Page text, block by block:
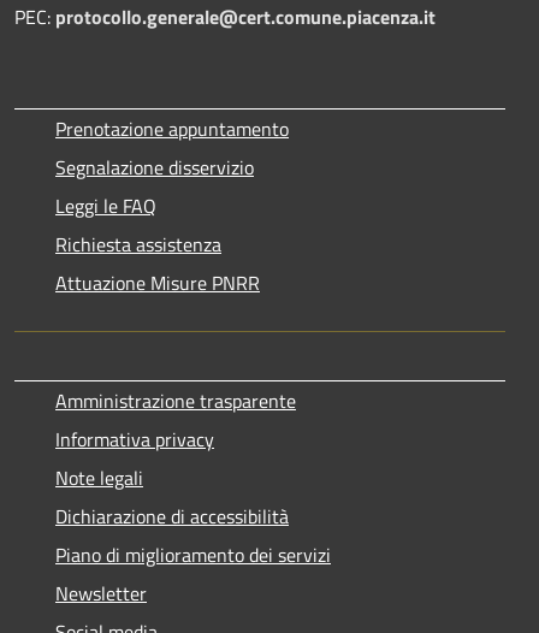
PEC: protocollo.generale@cert.comune.piacenza.it
Prenotazione appuntamento
Segnalazione disservizio
Leggi le FAQ
Richiesta assistenza
Attuazione Misure PNRR
Amministrazione trasparente
Informativa privacy
Note legali
Dichiarazione di accessibilità
Piano di miglioramento dei servizi
Newsletter